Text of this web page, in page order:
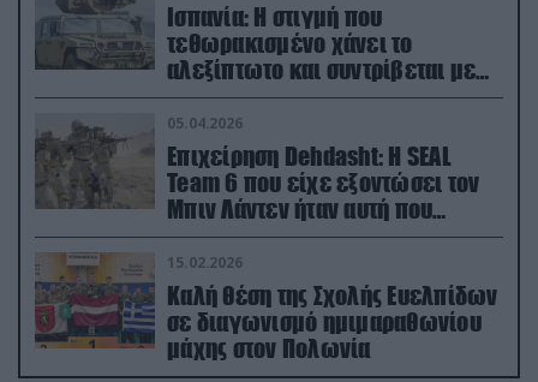
Ισπανία: Η στιγμή που
τεθωρακισμένο χάνει το
αλεξίπτωτο και συντρίβεται με
ορμή στο έδαφος (βίντεο)
05.04.2026
Επιχείρηση Dehdasht: Η SEAL
Team 6 που είχε εξοντώσει τον
Μπιν Λάντεν ήταν αυτή που
διέσωσε τον πιλότο του F-15
15.02.2026
Καλή θέση της Σχολής Ευελπίδων
σε διαγωνισμό ημιμαραθωνίου
μάχης στον Πολωνία